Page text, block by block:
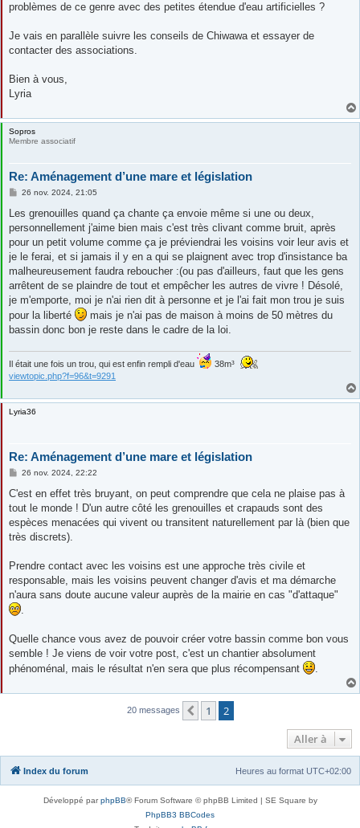
problèmes de ce genre avec des petites étendue d'eau artificielles ?
Je vais en parallèle suivre les conseils de Chiwawa et essayer de
contacter des associations.
Bien à vous,
Lyria
Sopros
Membre associatif
Re: Aménagement d’une mare et législation
M
s
a
g
26 nov. 2024, 21:05
Les grenouilles quand ça chante ça envoie même si une ou deux,
personnellement j'aime bien mais c'est très clivant comme bruit, après
pour un petit volume comme ça je préviendrai les voisins voir leur avis et
je le ferai, et si jamais il y en a qui se plaignent avec trop d'insistance ba
malheureusement faudra reboucher :(ou pas d'ailleurs, faut que les gens
arrêtent de se plaindre de tout et empêcher les autres de vivre ! Désolé,
je m'emporte, moi je n'ai rien dit à personne et je l'ai fait mon trou je suis
pour la liberté
mais je n'ai pas de maison à moins de 50 mètres du
bassin donc bon je reste dans le cadre de la loi.
Il était une fois un trou, qui est enfin rempli d'eau
38m³
viewtopic.php?f=96&t=9291
Lyria36
Re: Aménagement d’une mare et législation
M
s
a
g
e
26 nov. 2024, 22:22
C'est en effet très bruyant, on peut comprendre que cela ne plaise pas à
tout le monde ! D'un autre côté les grenouilles et crapauds sont des
espèces menacées qui vivent ou transitent naturellement par là (bien que
très discrets).
Prendre contact avec les voisins est une approche très civile et
responsable, mais les voisins peuvent changer d'avis et ma démarche
n'aura sans doute aucune valeur auprès de la mairie en cas "d'attaque"
Quelle chance vous avez de pouvoir créer votre bassin comme bon vous
semble ! Je viens de voir votre post, c'est un chantier absolument
phénoménal, mais le résultat n'en sera que plus récompensant
20 messages Précédente
1
2
Aller à
Index du forum Heures au format UTC+02:00
Développé parphpBB® Forum Software © phpBB Limited | SE Square by
PhpBB3 BBCodes